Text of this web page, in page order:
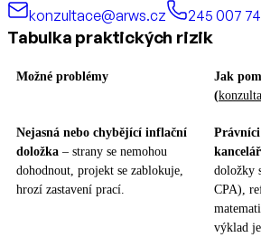
konzultace@arws.cz
245 007
Tabulka praktických rizik
Možné problémy
Jak
(
Nejasná nebo chybějící inflační
doložka – strany se nemohou
dohodnout, projekt se zablokuje,
hrozí zastavení prací.
doložky
CPA),
výklad